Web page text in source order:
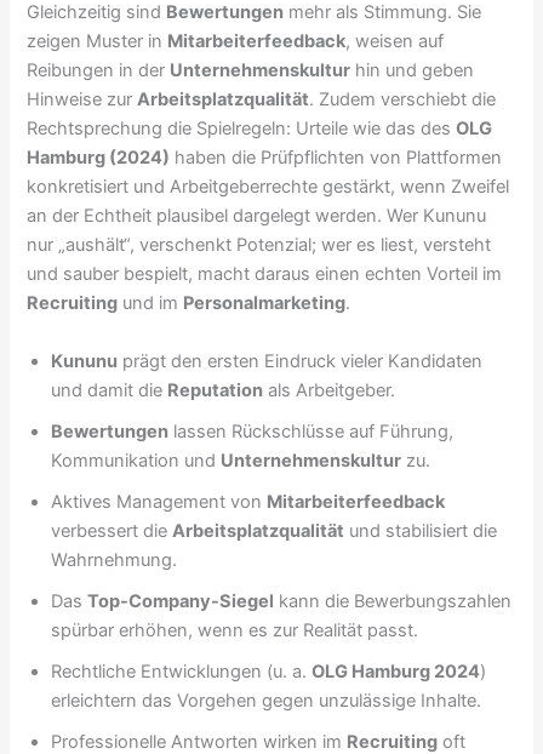
Gleichzeitig sind Bewertungen mehr als Stimmung. Sie
zeigen Muster in Mitarbeiterfeedback, weisen auf
Reibungen in der Unternehmenskultur hin und geben
Hinweise zurArbeitsplatzqualität. Zudem verschiebt die
Rechtsprechung die Spielregeln: Urteile wie das desOLG
Hamburg (2024) haben die Prüfpflichten von Plattformen
konkretisiert und Arbeitgeberrechte gestärkt, wenn Zweifel
an der Echtheit plausibel dargelegt werden. Wer Kununu
nur „aushält“, verschenkt Potenzial; wer es liest, versteht
und sauber bespielt, macht daraus einen echten Vorteil im
Recruiting und im Personalmarketing.
Kununu prägt den ersten Eindruck vieler Kandidaten
und damit die Reputation als Arbeitgeber.
Bewertungen lassen Rückschlüsse auf Führung,
Kommunikation und Unternehmenskultur zu.
Aktives Management von Mitarbeiterfeedback
verbessert dieArbeitsplatzqualität und stabilisiert die
Wahrnehmung.
DasTop-Company-Siegel kann die Bewerbungszahlen
spürbar erhöhen, wenn es zur Realität passt.
Rechtliche Entwicklungen (u. a.OLG Hamburg 2024)
erleichtern das Vorgehen gegen unzulässige Inhalte.
Professionelle Antworten wirken im Recruiting oft